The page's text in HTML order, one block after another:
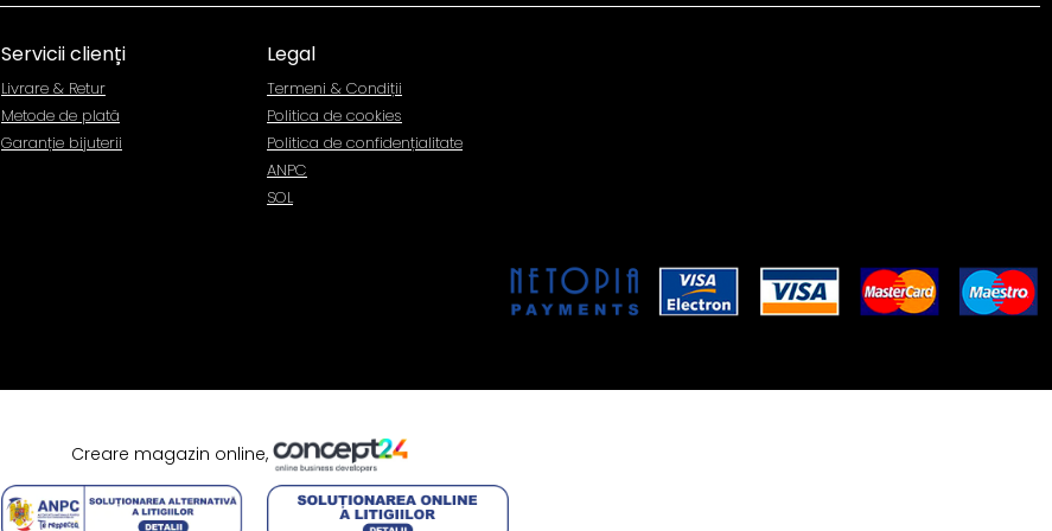
Servicii clienți
Livrare & Retur
Metode de plată
Garanție bijuterii
Legal
Termeni & Condiții
Politica de cookies
Politica de confidențialitate
ANPC
SOL
Creare magazin online,